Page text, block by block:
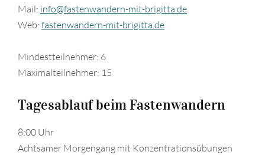
Mail: info@fastenwandern-mit-brigitta.de
Web: fastenwandern-mit-brigitta.de
Mindestteilnehmer: 6
Maximalteilnehmer: 15
Tagesablauf beim Fastenwandern
8:00 Uhr
Achtsamer Morgengang mit Konzentrationsübungen